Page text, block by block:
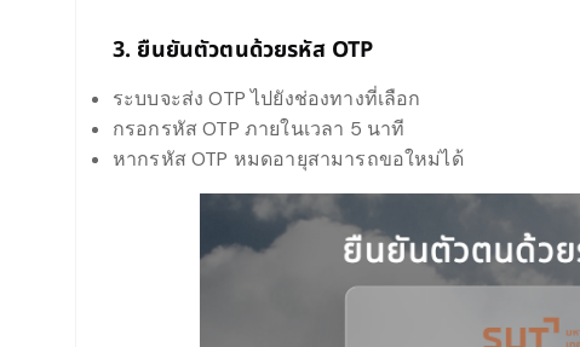
3. ยืนยันตัวตนด้วยรหัส OTP
ระบบจะส่ง OTP ไปยังช่องทางที่เลือก
กรอกรหัส OTP ภายในเวลา 5 นาที
หากรหัส OTP หมดอายุสามารถขอใหม่ได้